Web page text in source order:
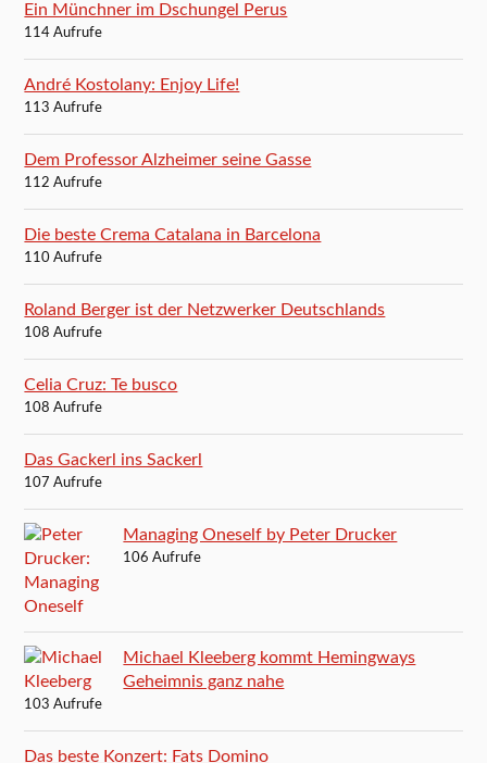
Ein Münchner im Dschungel Perus
114 Aufrufe
André Kostolany: Enjoy Life!
113 Aufrufe
Dem Professor Alzheimer seine Gasse
112 Aufrufe
Die beste Crema Catalana in Barcelona
110 Aufrufe
Roland Berger ist der Netzwerker Deutschlands
108 Aufrufe
Celia Cruz: Te busco
108 Aufrufe
Das Gackerl ins Sackerl
107 Aufrufe
Managing Oneself by Peter Drucker
106 Aufrufe
Michael Kleeberg kommt Hemingways
Geheimnis ganz nahe
103 Aufrufe
Das beste Konzert: Fats Domino